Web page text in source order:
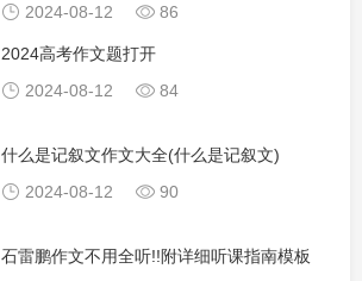
2024-08-12
86
2024高考作文题打开
2024-08-12
84
什么是记叙文作文大全(什么是记叙文)
2024-08-12
90
石雷鹏作文不用全听!!附详细听课指南模板